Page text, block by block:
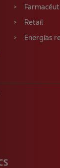
Retail
Energías